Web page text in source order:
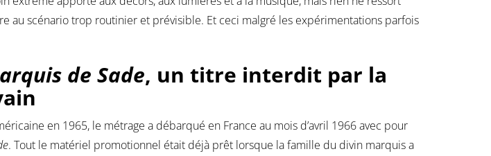
au scénario trop routinier et prévisible. Et ceci malgré les expérimentations parfois
de Sade, un titre interdit par la
en 1965, le métrage a débarqué en France au mois d’avril 1966 avec pour
. Tout le matériel promotionnel était déjà prêt lorsque la famille du divin marquis a